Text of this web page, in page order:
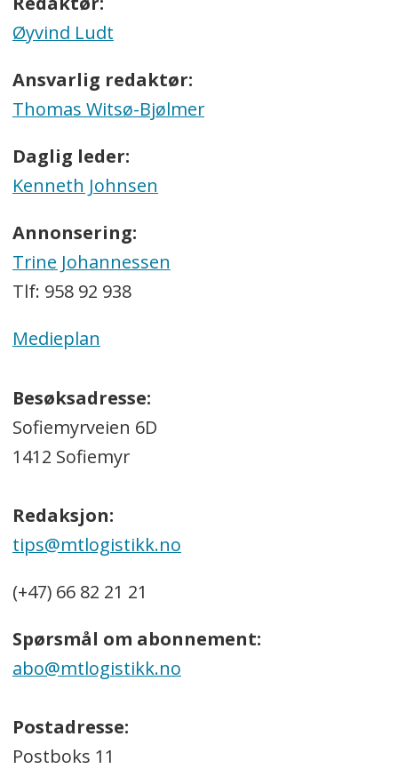
Øyvind Ludt
Ansvarlig redaktør:
Thomas Witsø-Bjølmer
Daglig leder:
Kenneth Johnsen
Annonsering:
Trine Johannessen
Tlf: 958 92 938
Medieplan
Besøksadresse:
Sofiemyrveien 6D
1412 Sofiemyr
Redaksjon:
tips@mtlogistikk.no
(+47) 66 82 21 21
Spørsmål om abonnement:
abo@mtlogistikk.no
Postadresse:
Postboks 11